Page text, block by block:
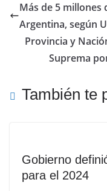
Más de 5 millones
Argentina, según
Provincia y
Suprema
También te
Gobierno
para el 2024